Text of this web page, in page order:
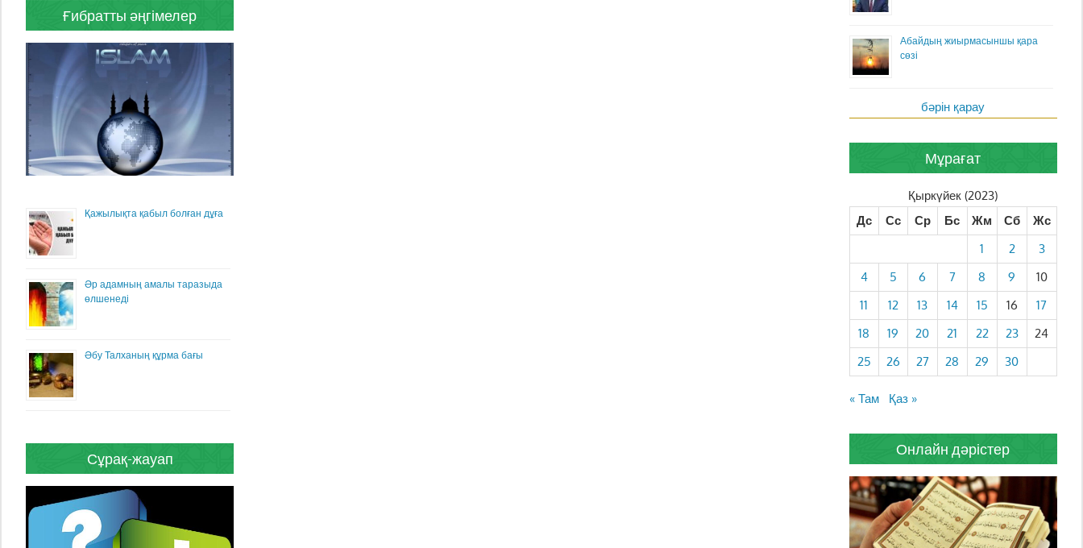
Ғибратты әңгімелер
Қажылықта қабыл болған дұға
Әр адамның амалы таразыда
өлшенеді
Әбу Талханың құрма бағы
Сұрақ-жауап
Абайдың жиырмасыншы қара
сөзі
бәрін қарау
Мұрағат
Қыркүйек (2023)
Дс
Сс Ср Бс Жм Сб
Жс
1
2
3
4
5 6 7 8 9
10
11
12 13 14 15 16
17
18
19 20 21 22 23
24
25
26 27 28 29 30
« Там Қаз »
Онлайн дәрістер